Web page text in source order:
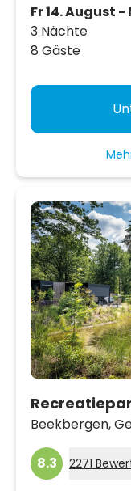
Fr 14. August -
3 Nächte
8 Gäste
Beekbergen,
8.3 2271